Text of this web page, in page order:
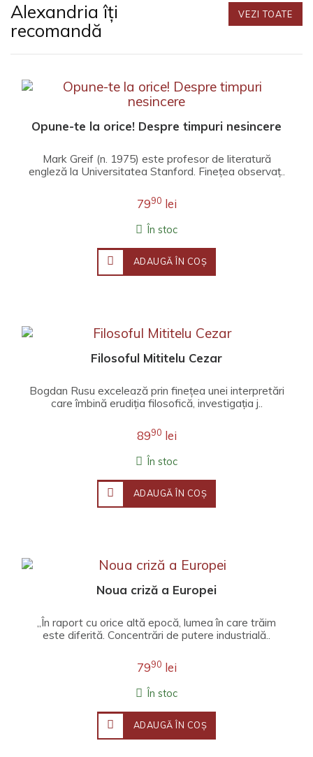
Alexandria îți
recomandă
VEZI TOATE
Opune-te la orice! Despre timpuri nesincere
Mark Greif (n. 1975) este profesor de literatură
engleză la Universitatea Stanford. Fineţea observaţ..
7990 lei
În stoc
ADAUGĂ ÎN COŞ
Filosoful Mititelu Cezar
Bogdan Rusu excelează prin finețea unei interpretări
care îmbină erudiția filosofică, investigația j..
8990 lei
În stoc
ADAUGĂ ÎN COŞ
Noua criză a Europei
„În raport cu orice altă epocă, lumea în care trăim
este diferită. Concentrări de putere industrială..
7990 lei
În stoc
ADAUGĂ ÎN COŞ